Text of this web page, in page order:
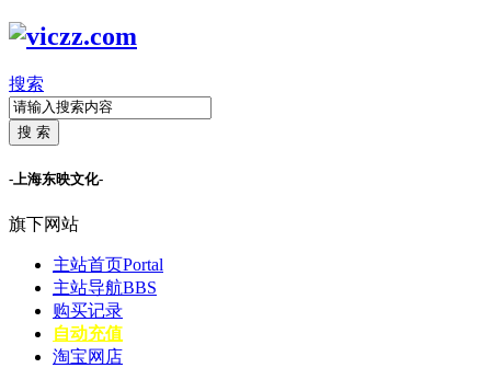
搜索
搜 索
-上海东映文化-
旗下网站
主站首页Portal
主站导航BBS
购买记录
自动充值
淘宝网店